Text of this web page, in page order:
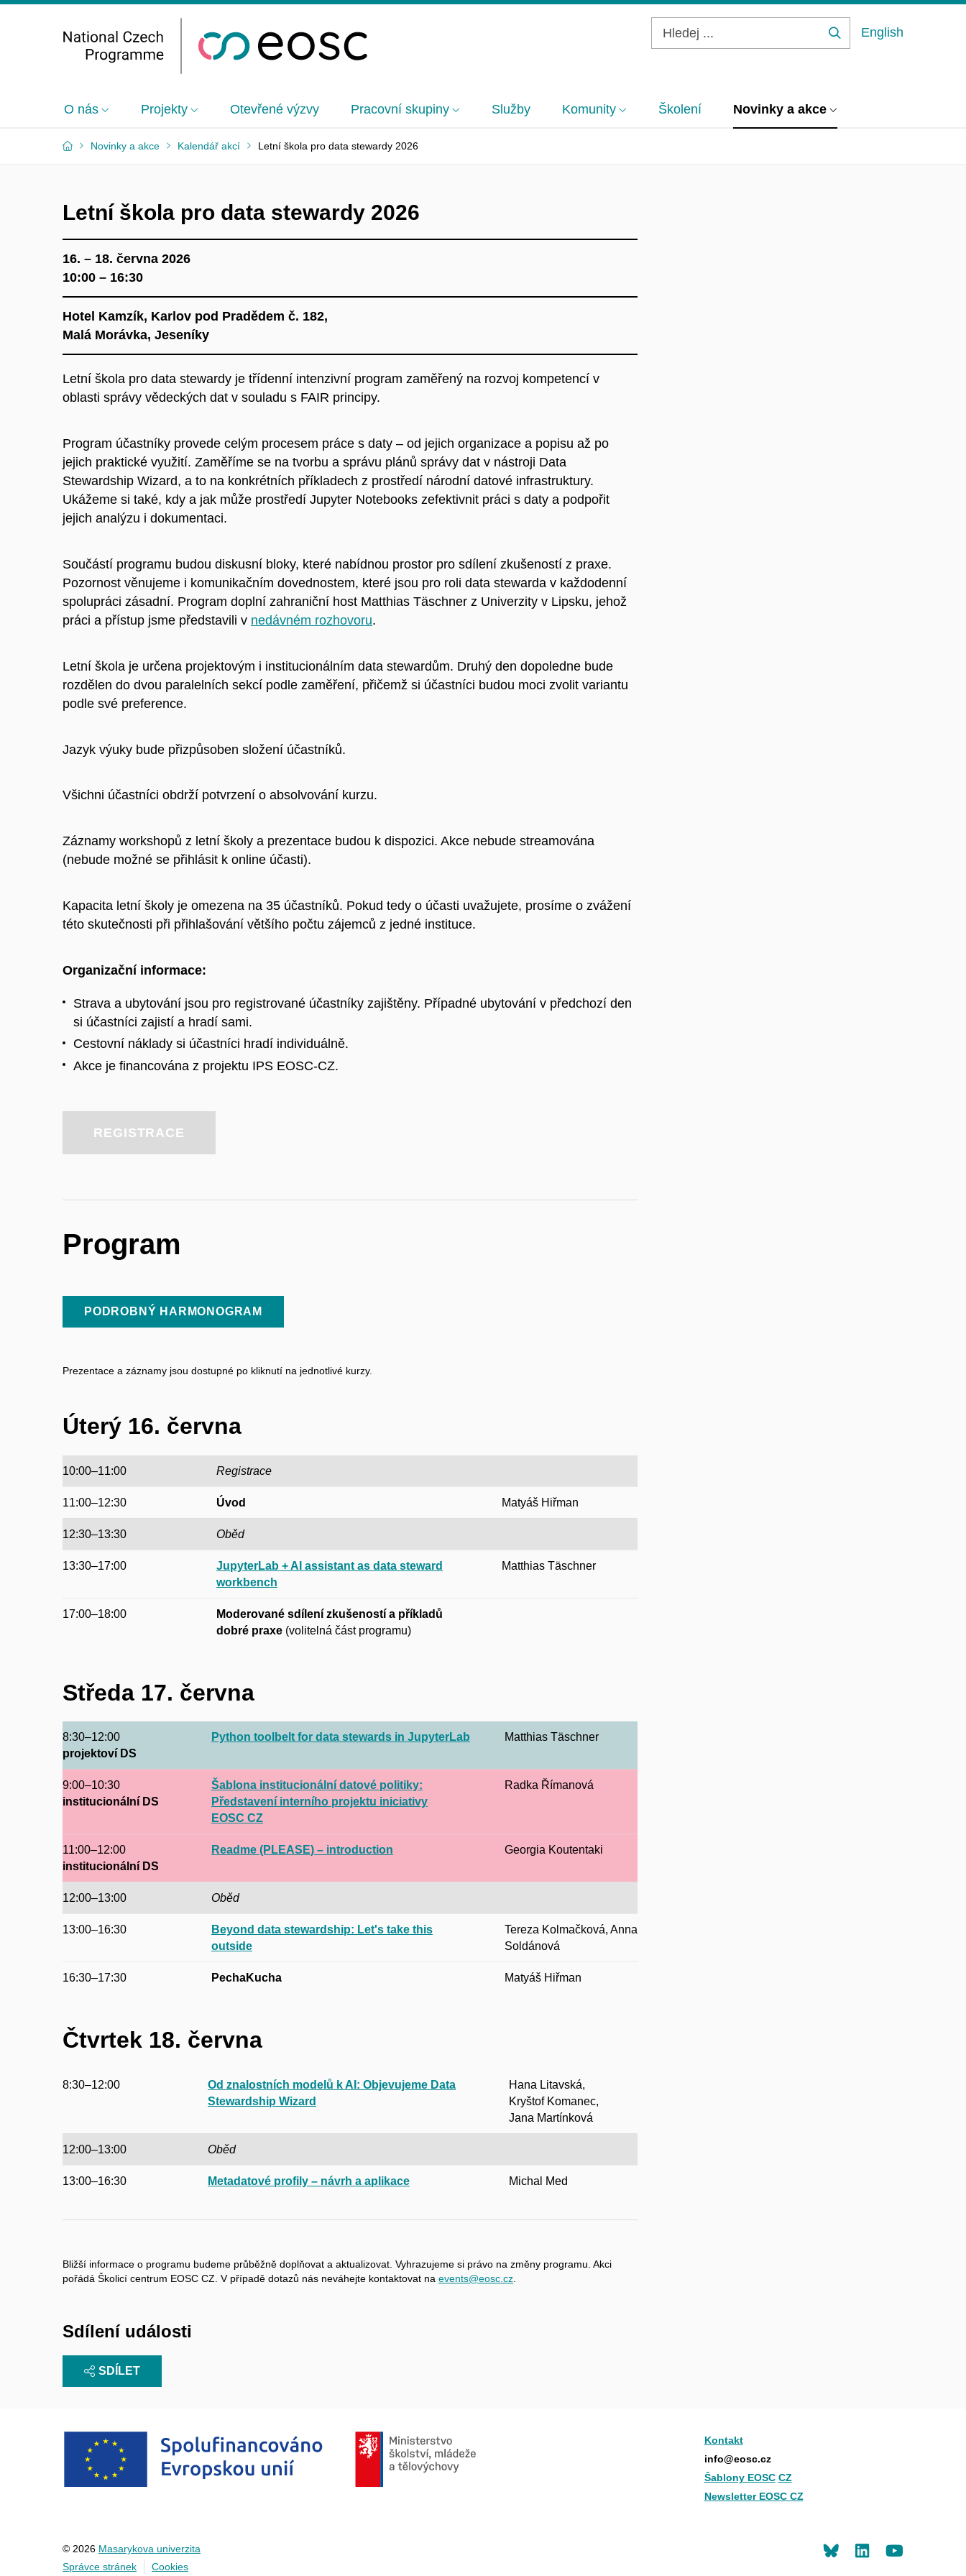
English
O nás Projekty Otevřené výzvy Pracovní skupiny Služby Komunity Školení Novinky a akce
Novinky a akce Kalendář akcí Letní škola pro data stewardy 2026
Letní škola pro data stewardy 2026
16. – 18. června 2026
10:00 – 16:30
Hotel Kamzík, Karlov pod Pradědem č. 182,
Malá Morávka, Jeseníky
Letní škola pro data stewardy je třídenní intenzivní program zaměřený na rozvoj kompetencí v
oblasti správy vědeckých dat v souladu s FAIR principy.
Program účastníky provede celým procesem práce s daty – od jejich organizace a popisu až po
jejich praktické využití. Zaměříme se na tvorbu a správu plánů správy dat v nástroji Data
Stewardship Wizard, a to na konkrétních příkladech z prostředí národní datové infrastruktury.
Ukážeme si také, kdy a jak může prostředí Jupyter Notebooks zefektivnit práci s daty a podpořit
jejich analýzu i dokumentaci.
Součástí programu budou diskusní bloky, které nabídnou prostor pro sdílení zkušeností z praxe.
Pozornost věnujeme i komunikačním dovednostem, které jsou pro roli data stewarda v každodenní
spolupráci zásadní. Program doplní zahraniční host Matthias Täschner z Univerzity v Lipsku, jehož
práci a přístup jsme představili v nedávném rozhovoru.
Letní škola je určena projektovým i institucionálním data stewardům. Druhý den dopoledne bude
rozdělen do dvou paralelních sekcí podle zaměření, přičemž si účastníci budou moci zvolit variantu
podle své preference.
Jazyk výuky bude přizpůsoben složení účastníků.
Všichni účastníci obdrží potvrzení o absolvování kurzu.
Záznamy workshopů z letní školy a prezentace budou k dispozici. Akce nebude streamována
(nebude možné se přihlásit k online účasti).
Kapacita letní školy je omezena na 35 účastníků. Pokud tedy o účasti uvažujete, prosíme o zvážení
této skutečnosti při přihlašování většího počtu zájemců z jedné instituce.
Organizační informace:
Strava a ubytování jsou pro registrované účastníky zajištěny. Případné ubytování v předchozí den
si účastníci zajistí a hradí sami.
Cestovní náklady si účastníci hradí individuálně.
Akce je financována z projektu IPS EOSC-CZ.
REGISTRACE
Program
PODROBNÝ HARMONOGRAM
Prezentace a záznamy jsou dostupné po kliknutí na jednotlivé kurzy.
Úterý 16. června
10:00–11:00 Registrace
11:00–12:30 Úvod Matyáš Hiřman
12:30–13:30 Oběd
13:30–17:00
JupyterLab + AI assistant as data steward
workbench
Matthias Täschner
17:00–18:00
Moderované sdílení zkušeností a příkladů
dobré praxe (volitelná část programu)
Středa 17. června
8:30–12:00
projektoví DS
Python toolbelt for data stewards in JupyterLab Matthias Täschner
9:00–10:30
institucionální DS
Šablona institucionální datové politiky:
Představení interního projektu iniciativy
EOSC CZ
Radka Římanová
11:00–12:00
institucionální DS
Readme (PLEASE) – introduction Georgia Koutentaki
12:00–13:00 Oběd
13:00–16:30
Beyond data stewardship: Let's take this
outside
Tereza Kolmačková, Anna
Soldánová
16:30–17:30 PechaKucha Matyáš Hiřman
Čtvrtek 18. června
8:30–12:00
Od znalostních modelů k AI: Objevujeme Data
Stewardship Wizard
Hana Litavská,
Kryštof Komanec,
Jana Martínková
12:00–13:00 Oběd
13:00–16:30 Metadatové profily – návrh a aplikace Michal Med
Bližší informace o programu budeme průběžně doplňovat a aktualizovat. Vyhrazujeme si právo na změny programu. Akci
pořádá Školicí centrum EOSC CZ. V případě dotazů nás neváhejte kontaktovat na events@eosc.cz
Sdílení události
SDÍLET
Kontakt
info@eosc.cz
Šablony EOSC CZ
Newsletter EOSC CZ
© 2026 Masarykova univerzita
Správce stránek
Cookies
LinkedIn